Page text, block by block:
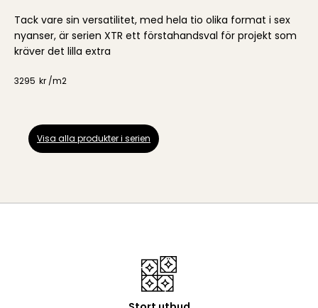
Tack vare sin versatilitet, med hela tio olika format i sex
nyanser, är serien XTR ett förstahandsval för projekt som
kräver det lilla extra
3295 kr /m2
Visa alla produkter i serien